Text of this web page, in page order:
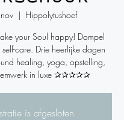
  |
Hippolytushoef
your Soul happy! Dompel
care. Drie heerlijke dagen
healing, yoga, opstelling,
in luxe ✰✰✰✰✰
is afgesloten